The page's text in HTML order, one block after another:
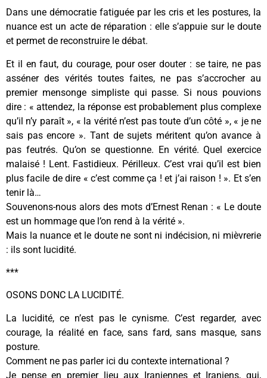
Dans une démocratie fatiguée par les cris et les postures, la
nuance est un acte de réparation : elle s’appuie sur le doute
et permet de reconstruire le débat.
Et il en faut, du courage, pour oser douter : se taire, ne pas
asséner des vérités toutes faites, ne pas s’accrocher au
premier mensonge simpliste qui passe. Si nous pouvions
dire : « attendez, la réponse est probablement plus complexe
qu’il n’y paraît », « la vérité n’est pas toute d’un côté », « je ne
sais pas encore ». Tant de sujets méritent qu’on avance à
pas feutrés. Qu’on se questionne. En vérité. Quel exercice
malaisé ! Lent. Fastidieux. Périlleux. C’est vrai qu’il est bien
plus facile de dire « c’est comme ça ! et j’ai raison ! ». Et s’en
tenir là…
Souvenons-nous alors des mots d’Ernest Renan : « Le doute
est un hommage que l’on rend à la vérité ».
Mais la nuance et le doute ne sont ni indécision, ni mièvrerie
: ils sont lucidité.
***
OSONS DONC LA LUCIDITÉ.
La lucidité, ce n’est pas le cynisme. C’est regarder, avec
courage, la réalité en face, sans fard, sans masque, sans
posture.
Comment ne pas parler ici du contexte international ?
Je pense en premier lieu aux Iraniennes et Iraniens, qui,